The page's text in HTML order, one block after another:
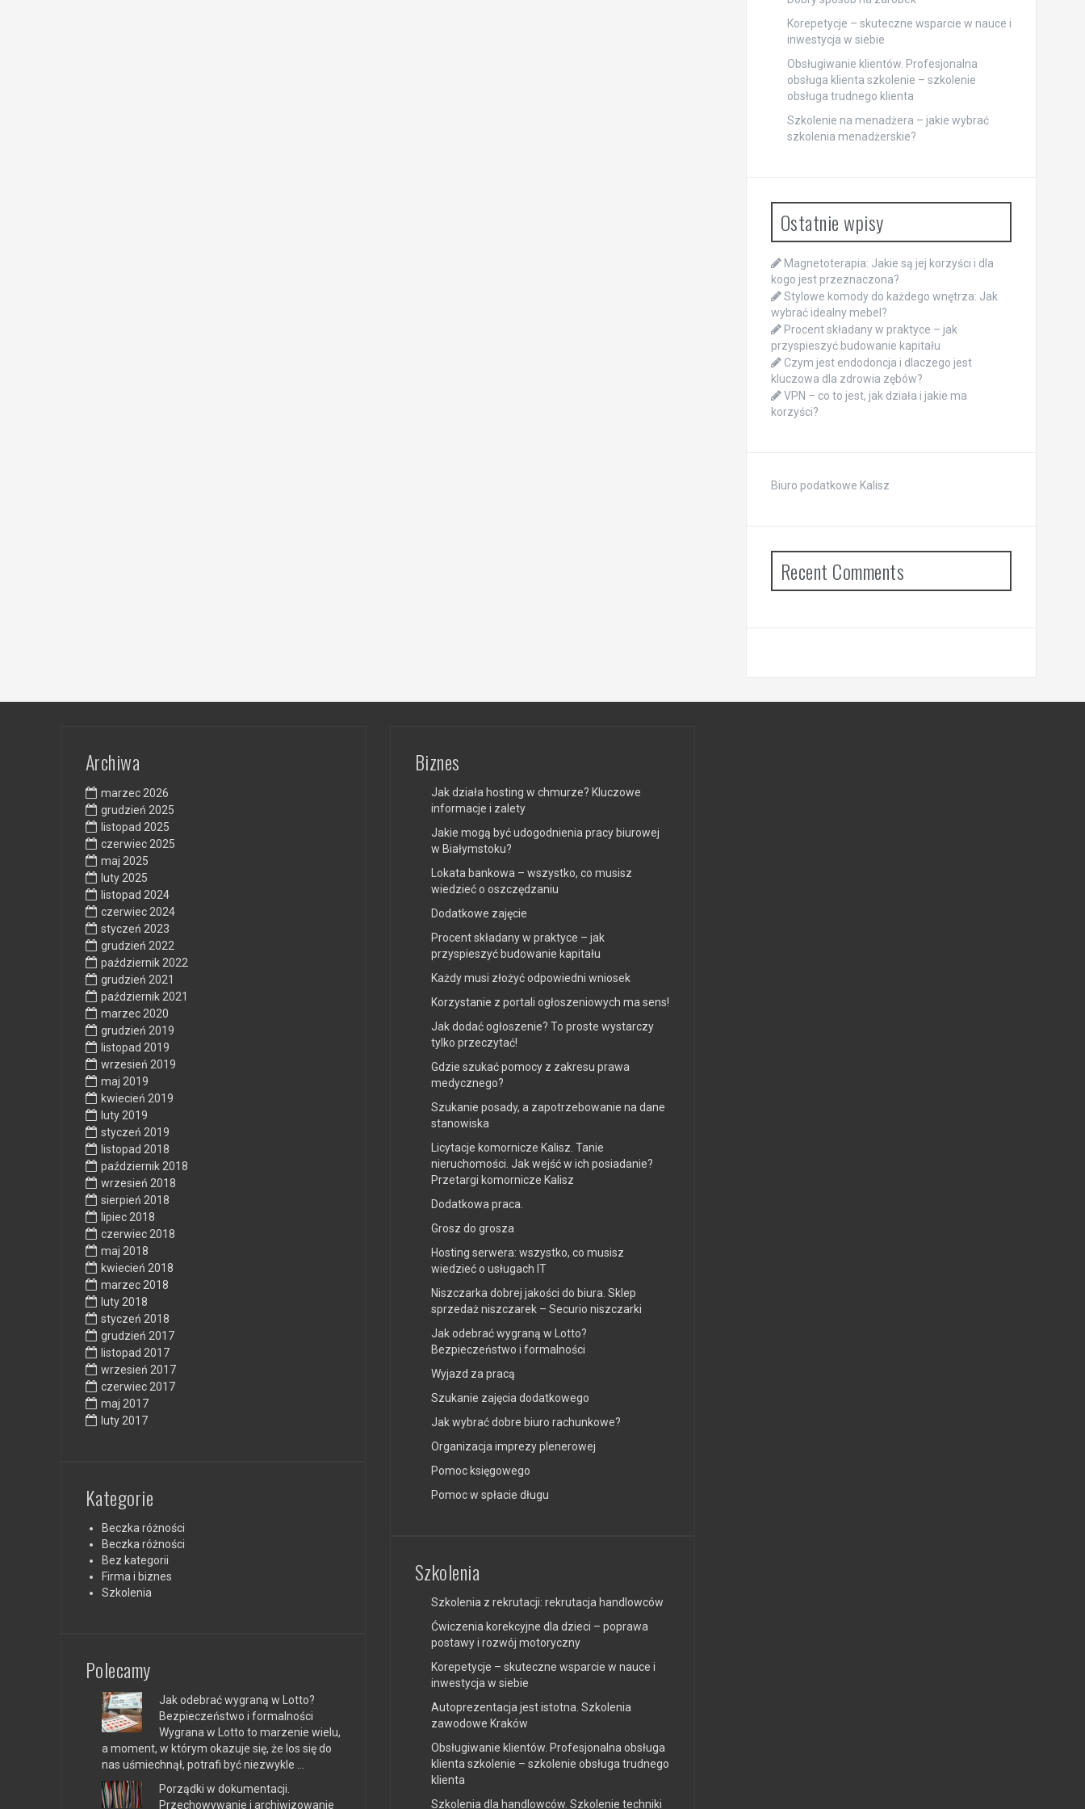
Korepetycje – skuteczne wsparcie w nauce i
inwestycja w siebie
Obsługiwanie klientów. Profesjonalna
obsługa klienta szkolenie – szkolenie
obsługa trudnego klienta
Szkolenie na menadżera – jakie wybrać
szkolenia menadżerskie?
Ostatnie wpisy
Magnetoterapia: Jakie są jej korzyści i dla
kogo jest przeznaczona?
Stylowe komody do każdego wnętrza: Jak
wybrać idealny mebel?
Procent składany w praktyce – jak
przyspieszyć budowanie kapitału
Czym jest endodoncja i dlaczego jest
kluczowa dla zdrowia zębów?
VPN – co to jest, jak działa i jakie ma
korzyści?
Biuro podatkowe Kalisz
Recent Comments
Archiwa
marzec 2026
grudzień 2025
listopad 2025
czerwiec 2025
maj 2025
luty 2025
listopad 2024
czerwiec 2024
styczeń 2023
grudzień 2022
październik 2022
grudzień 2021
październik 2021
marzec 2020
grudzień 2019
listopad 2019
wrzesień 2019
maj 2019
kwiecień 2019
luty 2019
styczeń 2019
listopad 2018
październik 2018
wrzesień 2018
sierpień 2018
lipiec 2018
czerwiec 2018
maj 2018
kwiecień 2018
marzec 2018
luty 2018
styczeń 2018
grudzień 2017
listopad 2017
wrzesień 2017
czerwiec 2017
maj 2017
luty 2017
Kategorie
Beczka różności
Beczka różności
Bez kategorii
Firma i biznes
Szkolenia
Polecamy
Jak odebrać wygraną w Lotto?
Bezpieczeństwo i formalności
Wygrana w Lotto to marzenie wielu,
a moment, w którym okazuje się, że los się do
nas uśmiechnął, potrafi być niezwykle …
Porządki w dokumentacji.
Przechowywanie i archiwizowanie
Biznes
Jak działa hosting w chmurze? Kluczowe
informacje i zalety
Jakie mogą być udogodnienia pracy biurowej
w Białymstoku?
Lokata bankowa – wszystko, co musisz
wiedzieć o oszczędzaniu
Dodatkowe zajęcie
Procent składany w praktyce – jak
przyspieszyć budowanie kapitału
Każdy musi złożyć odpowiedni wniosek
Korzystanie z portali ogłoszeniowych ma sens!
Jak dodać ogłoszenie? To proste wystarczy
tylko przeczytać!
Gdzie szukać pomocy z zakresu prawa
medycznego?
Szukanie posady, a zapotrzebowanie na dane
stanowiska
Licytacje komornicze Kalisz. Tanie
nieruchomości. Jak wejść w ich posiadanie?
Przetargi komornicze Kalisz
Dodatkowa praca.
Grosz do grosza
Hosting serwera: wszystko, co musisz
wiedzieć o usługach IT
Niszczarka dobrej jakości do biura. Sklep
sprzedaż niszczarek – Securio niszczarki
Jak odebrać wygraną w Lotto?
Bezpieczeństwo i formalności
Wyjazd za pracą
Szukanie zajęcia dodatkowego
Jak wybrać dobre biuro rachunkowe?
Organizacja imprezy plenerowej
Pomoc księgowego
Pomoc w spłacie długu
Szkolenia
Szkolenia z rekrutacji: rekrutacja handlowców
Ćwiczenia korekcyjne dla dzieci – poprawa
postawy i rozwój motoryczny
Korepetycje – skuteczne wsparcie w nauce i
inwestycja w siebie
Autoprezentacja jest istotna. Szkolenia
zawodowe Kraków
Obsługiwanie klientów. Profesjonalna obsługa
klienta szkolenie – szkolenie obsługa trudnego
klienta
Szkolenia dla handlowców. Szkolenie techniki